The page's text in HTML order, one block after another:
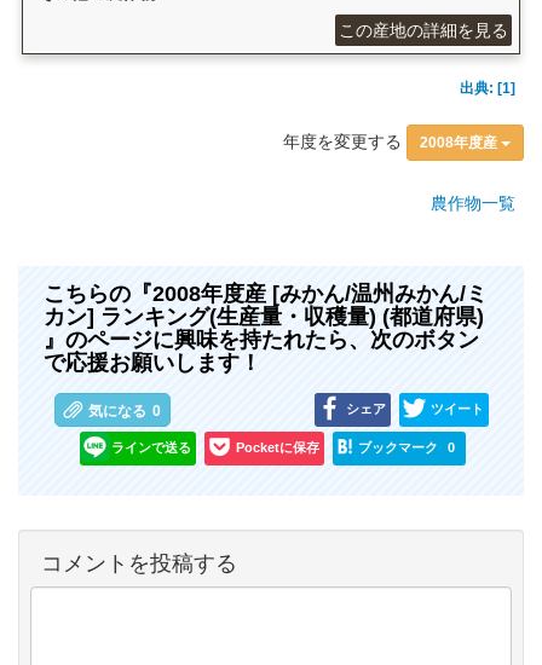
この産地の詳細を見る
出典: [1]
年度を変更する 2008年度産
農作物一覧
こちらの『2008年度産 [みかん/温州みかん/ミ
カン] ランキング(生産量・収穫量) (都道府県)
』のページに興味を持たれたら、次のボタン
で応援お願いします！
気になる 0 シェア ツイート
ラインで送る Pocketに保存 ブックマーク 0
コメントを投稿する